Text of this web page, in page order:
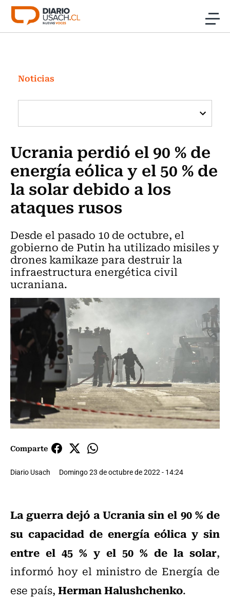
Click acá para ir directamente al contenido
Investigación
Cultura
Programas Radio y TV Usach
Noticias
Ucrania perdió el 90 % de
energía eólica y el 50 % de
la solar debido a los
ataques rusos
Desde el pasado 10 de octubre, el
gobierno de Putin ha utilizado misiles y
drones kamikaze para destruir la
infraestructura energética civil
ucraniana.
Comparte
Diario Usach Domingo 23 de octubre de 2022 - 14:24
La guerra dejó a Ucrania sin el 90 % de
su capacidad de energía eólica y sin
entre el 45 % y el 50 % de la solar,
informó hoy el ministro de Energía de
ese país,Herman Halushchenko.